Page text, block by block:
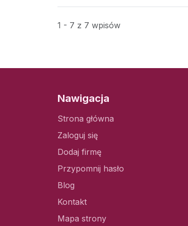
1 - 7 z 7 wpisów
Nawigacja
Strona główna
Zaloguj się
Dodaj firmę
Przypomnij hasło
Blog
Kontakt
Mapa strony